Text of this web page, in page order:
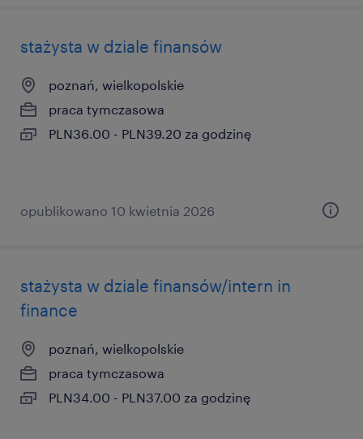
stażysta w dziale finansów
poznań, wielkopolskie
praca tymczasowa
PLN36.00 - PLN39.20 za godzinę
opublikowano 10 kwietnia 2026
stażysta w dziale finansów/intern in
finance
poznań, wielkopolskie
praca tymczasowa
PLN34.00 - PLN37.00 za godzinę